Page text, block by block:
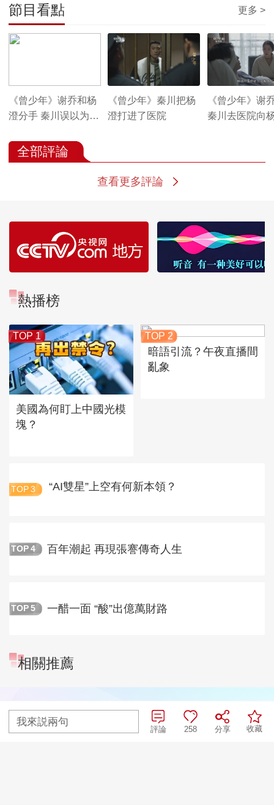
節目看點 更多 >
《曾少年》谢乔和杨
澄分手 秦川误以为谢
《曾少年》秦川把杨
澄打进了医院
《曾少年》谢
秦川去医院向
全部評論
查看更多評論
熱播榜
TOP 1
美國為何盯上中國光模
塊？
TOP 2
暗語引流？午夜直播間
亂象
TOP 3 “AI雙星”上空有何新本領？
TOP 4 百年潮起 再現張謇傳奇人生
TOP 5 一醋一面 “酸”出億萬財路
相關推薦
我來説兩句
收藏
分享
258
評論